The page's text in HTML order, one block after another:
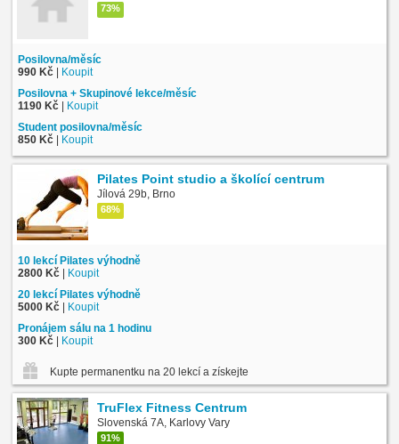
73%
Posilovna/měsíc
990 Kč | Koupit
Posilovna + Skupinové lekce/měsíc
1190 Kč | Koupit
Student posilovna/měsíc
850 Kč | Koupit
Pilates Point studio a školící centrum
Jílová 29b, Brno
68%
10 lekcí Pilates výhodně
2800 Kč | Koupit
20 lekcí Pilates výhodně
5000 Kč | Koupit
Pronájem sálu na 1 hodinu
300 Kč | Koupit
Kupte permanentku na 20 lekcí a získejte jako bonus DVD zdarma
TruFlex Fitness Centrum
Slovenská 7A, Karlovy Vary
91%